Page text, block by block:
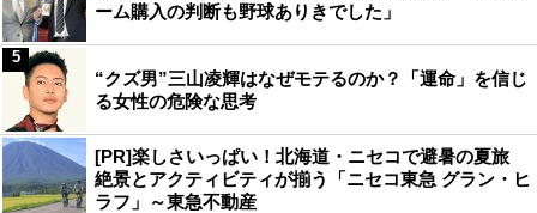
ーム購入の判断も野球ありきでした」
“クズ男”三山凌輝はなぜモテるのか？「運命」を信じ
る女性の危険な思考
5
[PR]楽しさいっぱい！北海道・ニセコで避暑の夏旅
絶景とアクティビティが揃う「ニセコ東急 グラン・ヒ
ラフ」～東急不動産